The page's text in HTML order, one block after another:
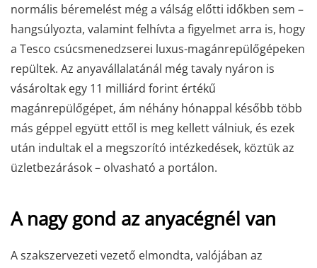
normális béremelést még a válság előtti időkben sem –
hangsúlyozta, valamint felhívta a figyelmet arra is, hogy
a Tesco csúcsmenedzserei luxus-magánrepülőgépeken
repültek. Az anyavállalatánál még tavaly nyáron is
vásároltak egy 11 milliárd forint értékű
magánrepülőgépet, ám néhány hónappal később több
más géppel együtt ettől is meg kellett válniuk, és ezek
után indultak el a megszorító intézkedések, köztük az
üzletbezárások – olvasható a portálon.
A nagy gond az anyacégnél van
A szakszervezeti vezető elmondta, valójában az